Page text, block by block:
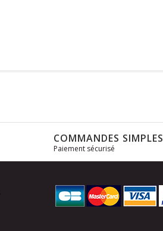
COMMANDES SIMPLES
Paiement sécurisé